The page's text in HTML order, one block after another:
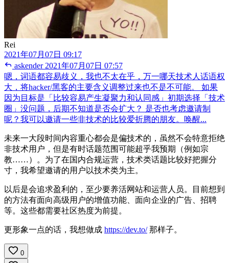
Rei
2021年07月07日 09:17
askender 2021年07月07日 07:57
嗯，词语都容易歧义，我也不太在乎，万一哪天技术人话语权
大，将hacker/黑客的主要含义调整过来也不是不可能。 如果
因为目标是「比较容易产生凝聚力和认同感」初期选择「技术
圈」没问题，后期不知道是否会扩大？ 是否也考虑邀请制
呢？我可以邀请一些非技术的比较爱折腾的朋友。唤醒...
未来一大段时间内容重心都会是偏技术的，虽然不会特意拒绝
非技术用户，但是有时话题范围可能超乎我预期（例如宗
教……）。为了在国内合规运营，技术类话题比较好把握分
寸，我希望邀请的用户以技术类为主。
以后是会追求盈利的，至少要养活网站和运营人员。目前想到
的方法有面向高级用户的增值功能、面向企业的广告、招聘
等。这些都需要社区热度为前提。
更形象一点的话，我想做成 https://dev.to/那样子。
0